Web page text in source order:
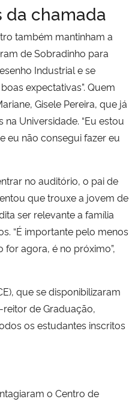
da chamada
também mantinham a
de Sobradinho para
Industrial e se
expectativas”. Quem
Gisele Pereira, que já
Universidade. “Eu estou
eu não consegui fazer eu
no auditório, o pai de
que trouxe a jovem de
ser relevante a família
“É importante pelo menos
for agora, é no próximo”,
que se disponibilizaram
de Graduação,
os estudantes inscritos
o Centro de